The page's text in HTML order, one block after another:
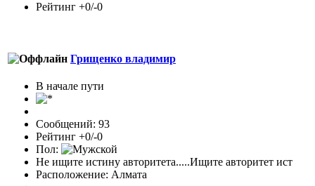
Рейтинг +0/-0
Грищенко владимир
В начале пути
Сообщений: 93
Рейтинг +0/-0
Пол:
Не ищите истину авторитета.....Ищите авторитет ист
Расположение: Алмата